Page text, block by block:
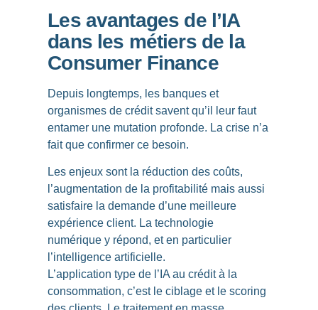
Les avantages de l’IA
dans les métiers de la
Consumer Finance
Depuis longtemps, les banques et
organismes de crédit savent qu’il leur faut
entamer une mutation profonde. La crise n’a
fait que confirmer ce besoin.
Les enjeux sont la réduction des coûts,
l’augmentation de la profitabilité mais aussi
satisfaire la demande d’une meilleure
expérience client. La technologie
numérique y répond, et en particulier
l’intelligence artificielle.
L’application type de l’IA au crédit à la
consommation, c’est le ciblage et le scoring